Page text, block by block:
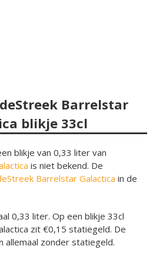
Barrelstar
blikje 33cl
blikje van 0,33 liter van
is niet bekend. De
Barrelstar Galactica in de
0,33 liter. Op een blikje 33cl
zit €0,15 statiegeld. De
allemaal zonder statiegeld.